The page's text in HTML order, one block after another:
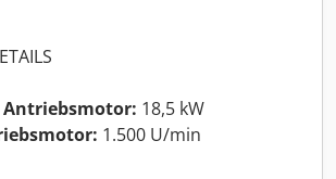
18,5 kW
1.500 U/min